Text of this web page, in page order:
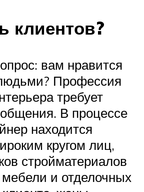
клиентов?
вам нравится
Профессия
требует
общения. В процессе
находится
кругом лиц,
стройматериалов
и отделочных